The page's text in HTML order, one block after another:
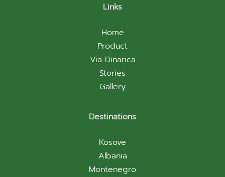
Links
Home
Product
Via Dinarica
Stories
Gallery
Destinations
Kosove
Albania
Montenegro